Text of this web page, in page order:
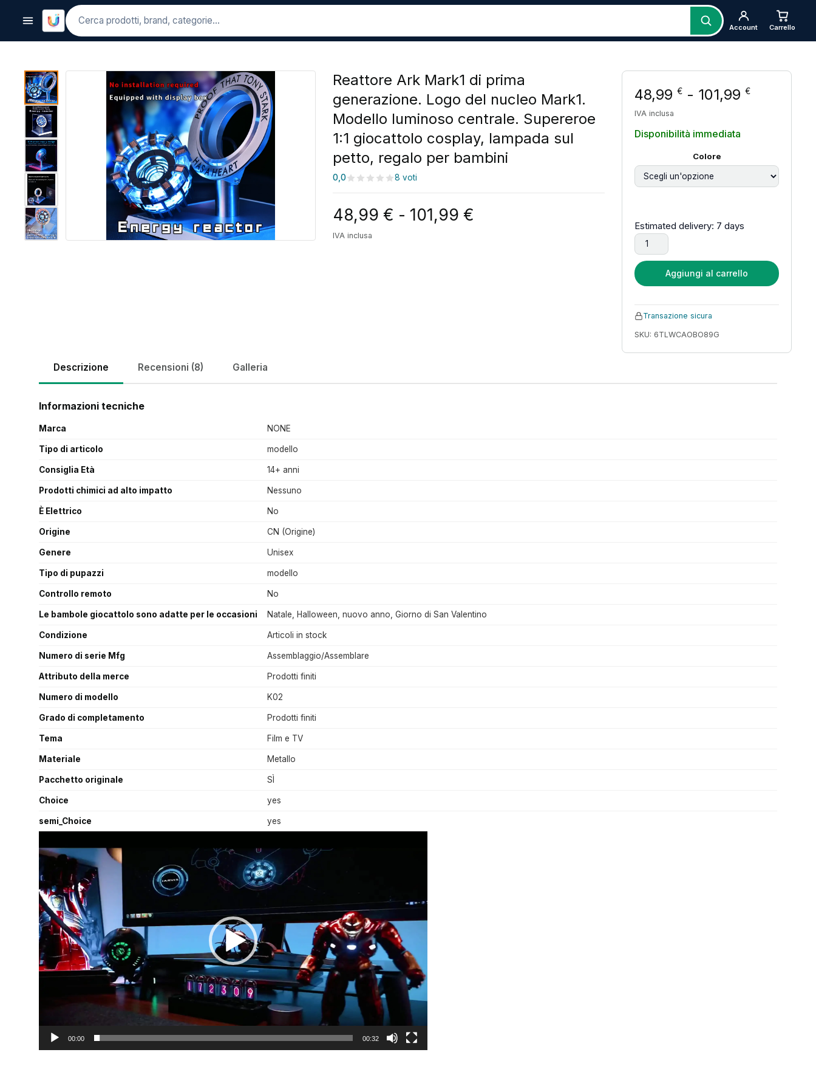
Cerca
Account Carrello
Reattore Ark Mark1 di prima
generazione. Logo del nucleo Mark1.
Modello luminoso centrale. Supereroe
1:1 giocattolo cosplay, lampada sul
petto, regalo per bambini
0,0 8 voti
48,99 € - 101,99 €
IVA inclusa
48,99 € - 101,99 €Fascia di
IVA inclusa
Disponibilità immediata
Colore
Estimated delivery: 7 days
Reattore Ark Mark1 di prima generazione.
Aggiungi al carrello
Transazione sicura
SKU: 6TLWCAOBO89G
Descrizione Recensioni (8) Galleria
Informazioni tecniche
Marca NONE
Tipo di articolo modello
Consiglia Età 14+ anni
Prodotti chimici ad alto impatto Nessuno
È Elettrico No
Origine CN (Origine)
Genere Unisex
Tipo di pupazzi modello
Controllo remoto No
Le bambole giocattolo sono adatte per le occasioni Natale, Halloween, nuovo anno, Giorno di San Valentino
Condizione Articoli in stock
Numero di serie Mfg Assemblaggio/Assemblare
Attributo della merce Prodotti finiti
Numero di modello K02
Grado di completamento Prodotti finiti
Tema Film e TV
Materiale Metallo
Pacchetto originale SÌ
Choice yes
semi_Choice yes
Player
00:00 00:32